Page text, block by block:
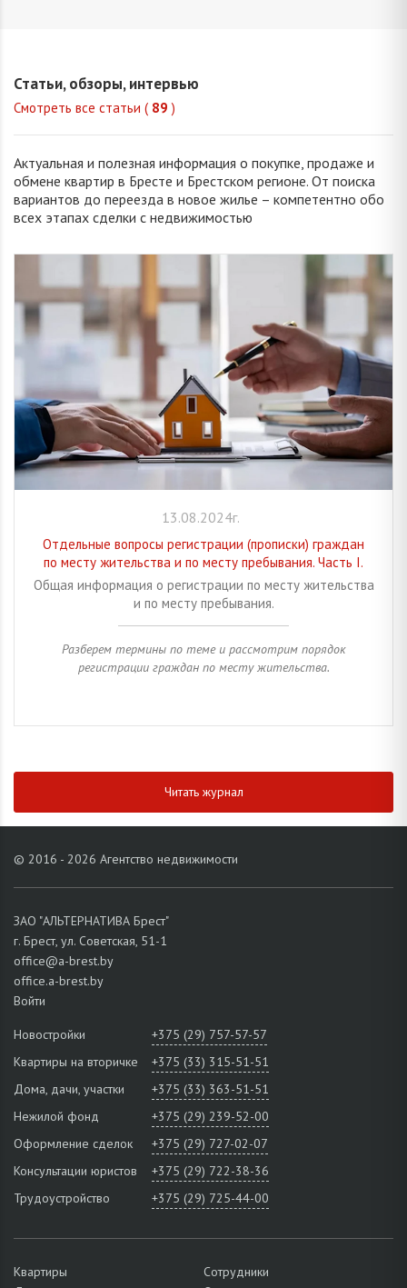
Статьи, обзоры, интервью
Смотреть все статьи ( 89 )
Актуальная и полезная информация о покупке, продаже и
обмене квартир в Бресте и Брестском регионе. От поиска
вариантов до переезда в новое жилье – компетентно обо
всех этапах сделки с недвижимостью
13.08.2024г.
Отдельные вопросы регистрации (прописки) граждан
по месту жительства и по месту пребывания. Часть I.
Общая информация о регистрации по месту жительства
и по месту пребывания.
Разберем термины по теме и рассмотрим порядок
регистрации граждан по месту жительства.
Читать журнал
© 2016 - 2026 Агентство недвижимости
ЗАО "АЛЬТЕРНАТИВА Брест"
г. Брест, ул. Советская, 51-1
office@a-brest.by
office.a-brest.by
Войти
Новостройки
+375 (29) 757-57-57
Квартиры на вторичке
+375 (33) 315-51-51
Дома, дачи, участки
+375 (33) 363-51-51
Нежилой фонд
+375 (29) 239-52-00
Оформление сделок
+375 (29) 727-02-07
Консультации юристов
+375 (29) 722-38-36
Трудоустройство
+375 (29) 725-44-00
Квартиры
Сотрудники